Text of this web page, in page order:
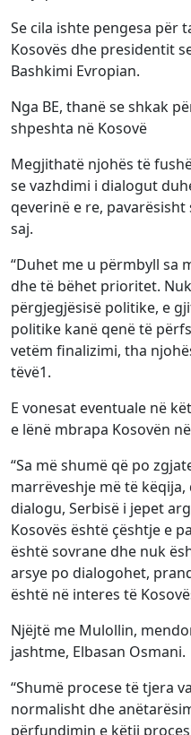
Se cila ishte pengesa për
Kosovës dhe presidentit
Bashkimi Evropian.
Nga BE, thanë se shkak
shpeshta në Kosovë
Megjithatë njohës të
se vazhdimi i dialogut
qeverinë e re,
saj.
“Duhet me u përmbyll sa
dhe të bëhet prioritet.
përgjegjësisë politike, e
politike kanë qenë të
vetëm finalizimi, tha
tëvë1.
E vonesat eventuale në
e lënë mbrapa Kosovën
“Sa më shumë që po
marrëveshje më të
dialogu, Serbisë i jepet
Kosovës është çështje e
është sovrane dhe nuk
arsye po dialogohet,
është në interes të
Njëjtë me Mulollin,
jashtme, Elbasan Osmani.
“Shumë procese të tjera
normalisht dhe
përfundimin e këtij